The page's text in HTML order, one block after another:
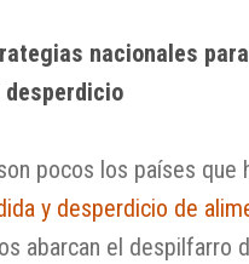
nacionales
pocos los países
y desperdicio de
abarcan el despilfarro